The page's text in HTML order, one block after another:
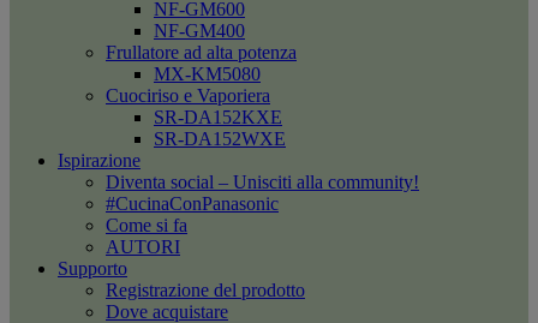
NF-GM600
NF-GM400
Frullatore ad alta potenza
MX-KM5080
Cuociriso e Vaporiera
SR-DA152KXE
SR-DA152WXE
Ispirazione
Diventa social – Unisciti alla community!
#CucinaConPanasonic
Come si fa
AUTORI
Supporto
Registrazione del prodotto
Dove acquistare